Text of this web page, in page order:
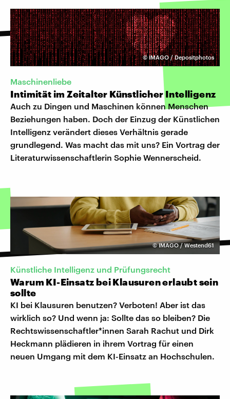
© IMAGO / Depositphotos
Maschinenliebe
Intimität im Zeitalter Künstlicher Intelligenz
Auch zu Dingen und Maschinen können Menschen
Beziehungen haben. Doch der Einzug der Künstlichen
Intelligenz verändert dieses Verhältnis gerade
grundlegend. Was macht das mit uns? Ein Vortrag der
Literaturwissenschaftlerin Sophie Wennerscheid.
©IMAGO / Westend61
Künstliche Intelligenz und Prüfungsrecht
Warum KI-Einsatz bei Klausuren erlaubt sein
sollte
KI bei Klausuren benutzen? Verboten! Aber ist das
wirklich so? Und wenn ja: Sollte das so bleiben? Die
Rechtswissenschaftler*innen Sarah Rachut und Dirk
Heckmann plädieren in ihrem Vortrag für einen
neuen Umgang mit dem KI-Einsatz an Hochschulen.